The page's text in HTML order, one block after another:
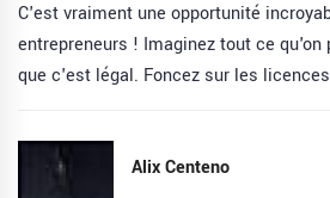
C'est vraiment une opportunité
entrepreneurs ! Imaginez tout ce
que c'est légal. Foncez sur les licences
Alix Centeno